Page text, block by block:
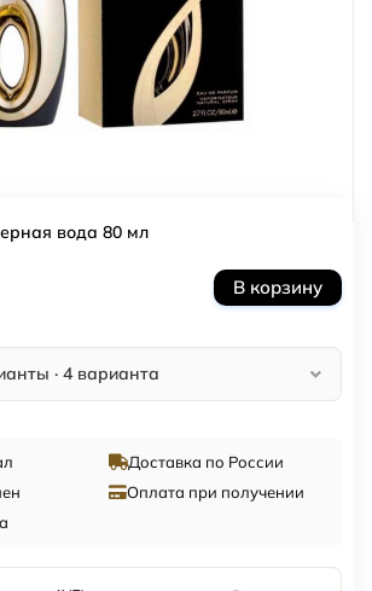
вода 80 мл
В корзину
· 4 варианта
Доставка по России
Оплата при получении